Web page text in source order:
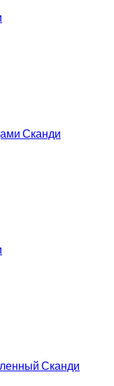
Сканди
Сканди